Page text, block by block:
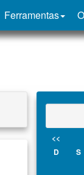
Ferramentas
<<
D
S